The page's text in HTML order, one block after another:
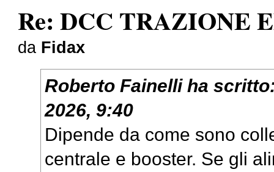
Re: DCC TRAZIONE
da Fidax
Roberto Fainelliha
2026, 9:40
Dipende da come sono
centrale e booster. Se gli